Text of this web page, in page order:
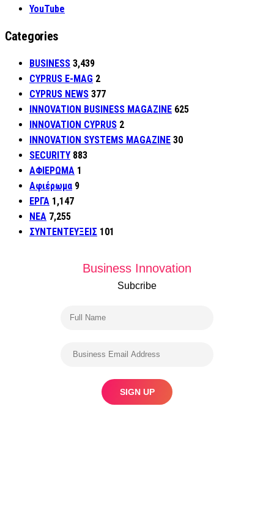
YouTube
Categories
BUSINESS 3,439
CYPRUS E-MAG 2
CYPRUS NEWS 377
INNOVATION BUSINESS MAGAZINE 625
INNOVATION CYPRUS 2
INNOVATION SYSTEMS MAGAZINE 30
SECURITY 883
ΑΦΙΕΡΩΜΑ 1
Αφιέρωμα 9
ΕΡΓΑ 1,147
ΝΕΑ 7,255
ΣΥΝΤΕΝΤΕΥΞΕΙΣ 101
Business Innovation
Subcribe